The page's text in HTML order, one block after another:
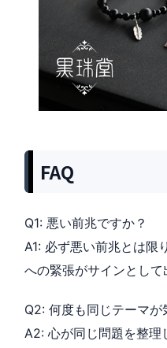
FAQ
Q1: 悪い前兆ですか？
A1: 必ず悪い前兆とは限
への緊張がサインとして
Q2: 何度も同じテーマが
A2: 心が同じ問題を整理